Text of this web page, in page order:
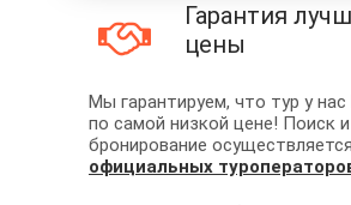
Гарантия
цены
Мы гарантируем, что тур у
по самой низкой цене! Поиск и
бронирование
официальных